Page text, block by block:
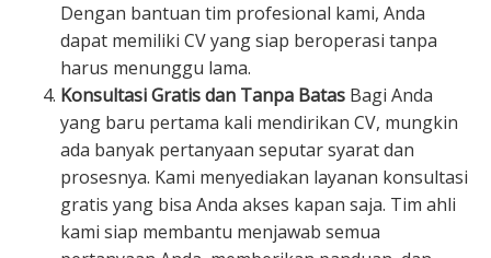
Dengan bantuan tim profesional kami, Anda
dapat memiliki CV yang siap beroperasi tanpa
harus menunggu lama.
Konsultasi Gratis dan Tanpa Batas Bagi Anda
yang baru pertama kali mendirikan CV, mungkin
ada banyak pertanyaan seputar syarat dan
prosesnya. Kami menyediakan layanan konsultasi
gratis yang bisa Anda akses kapan saja. Tim ahli
kami siap membantu menjawab semua